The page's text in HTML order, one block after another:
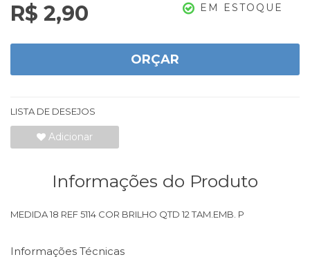
R$ 2,90 EM ESTOQUE
ORÇAR
LISTA DE DESEJOS
Adicionar
Informações do Produto
MEDIDA 18 REF 5114 COR BRILHO QTD 12 TAM.EMB. P
Informações Técnicas